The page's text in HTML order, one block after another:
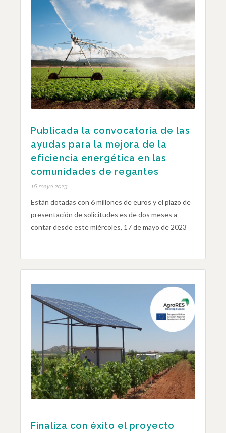
Publicada la convocatoria de las
ayudas para la mejora de la
eficiencia energética en las
comunidades de regantes
16 mayo 2023
Están dotadas con 6 millones de euros y el plazo de
presentación de solicitudes es de dos meses a
contar desde este miércoles, 17 de mayo de 2023
Finaliza con éxito el proyecto